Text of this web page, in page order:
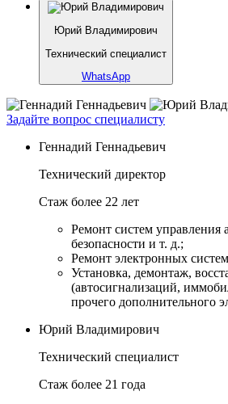
Юрий Владимирович
Технический специалист
WhatsApp
Задайте вопрос специалисту
Геннадий Геннадьевич
Технический директор
Стаж более 22 лет
Ремонт систем управления
безопасности и т. д.;
Ремонт электронных
Установка, демонтаж,
(автосигнализаций,
прочего дополнительного
Юрий Владимирович
Технический специалист
Стаж более 21 года